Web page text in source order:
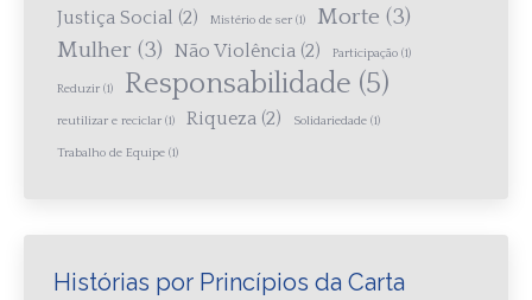
Justiça Social (2) Mistério de ser (1) Morte (3)
Mulher (3) Não Violência (2) Participação (1)
Reduzir (1) Responsabilidade (5)
reutilizar e reciclar (1) Riqueza (2) Solidariedade (1)
Trabalho de Equipe (1)
Histórias por Princípios da Carta